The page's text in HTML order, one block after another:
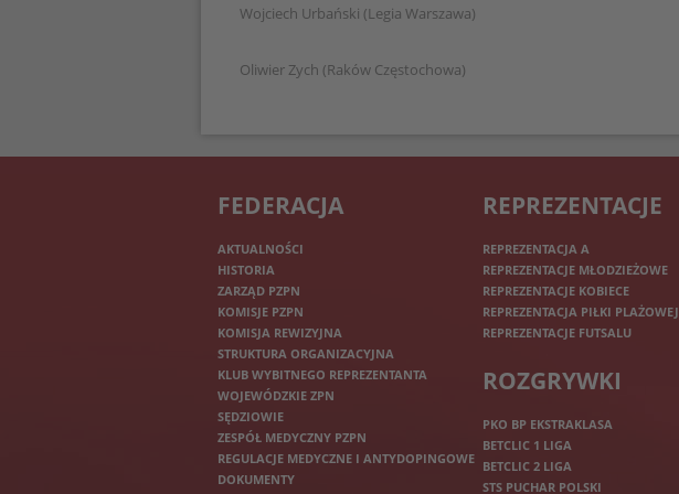
Wojciech Urbański (Legia Warszawa)
Oliwier Zych (Raków Częstochowa)
FEDERACJA
AKTUALNOŚCI
HISTORIA
ZARZĄD PZPN
KOMISJE PZPN
KOMISJA REWIZYJNA
STRUKTURA ORGANIZACYJNA
KLUB WYBITNEGO REPREZENTANTA
WOJEWÓDZKIE ZPN
SĘDZIOWIE
ZESPÓŁ MEDYCZNY PZPN
REGULACJE MEDYCZNE I ANTYDOPINGOWE
DOKUMENTY
REPREZENTACJE
REPREZENTACJA A
REPREZENTACJE MŁODZIEŻOWE
REPREZENTACJE KOBIECE
REPREZENTACJA PIŁKI PLAŻOWEJ
REPREZENTACJE FUTSALU
ROZGRYWKI
PKO BP EKSTRAKLASA
BETCLIC 1 LIGA
BETCLIC 2 LIGA
STS PUCHAR POLSKI